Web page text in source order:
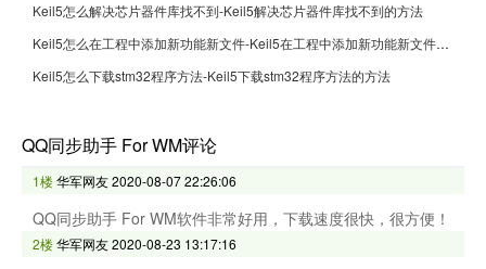
Keil5怎么解决芯片器件库找不到-Keil5解决芯片器件库找不到的方法
Keil5怎么在工程中添加新功能新文件-Keil5在工程中添加新功能新文件的方法
Keil5怎么下载stm32程序方法-Keil5下载stm32程序方法的方法
QQ同步助手 For WM评论
1楼华军网友2020-08-07 22:26:06
QQ同步助手 For WM软件非常好用，下载速度很快，很方便！
2楼华军网友2020-08-23 13:17:16